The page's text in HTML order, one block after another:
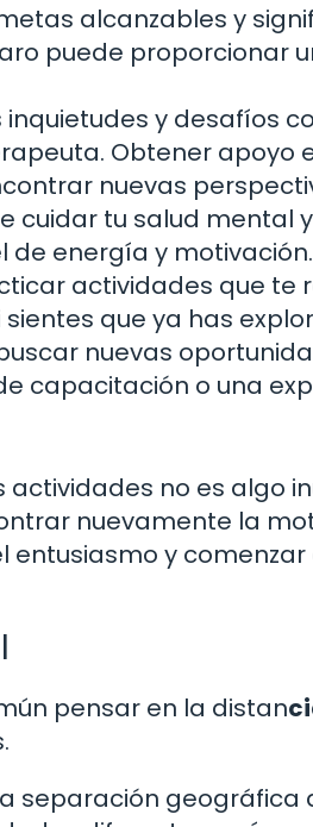
alcanzables y
puede proporcionar
y desafíos
Obtener
nuevas
cuidar tu salud mental
de energía y
actividades que te
sientes que ya has
nuevas
capacitación o una
no es algo
nuevamente la
y
pensar en la distan
separación geográfica